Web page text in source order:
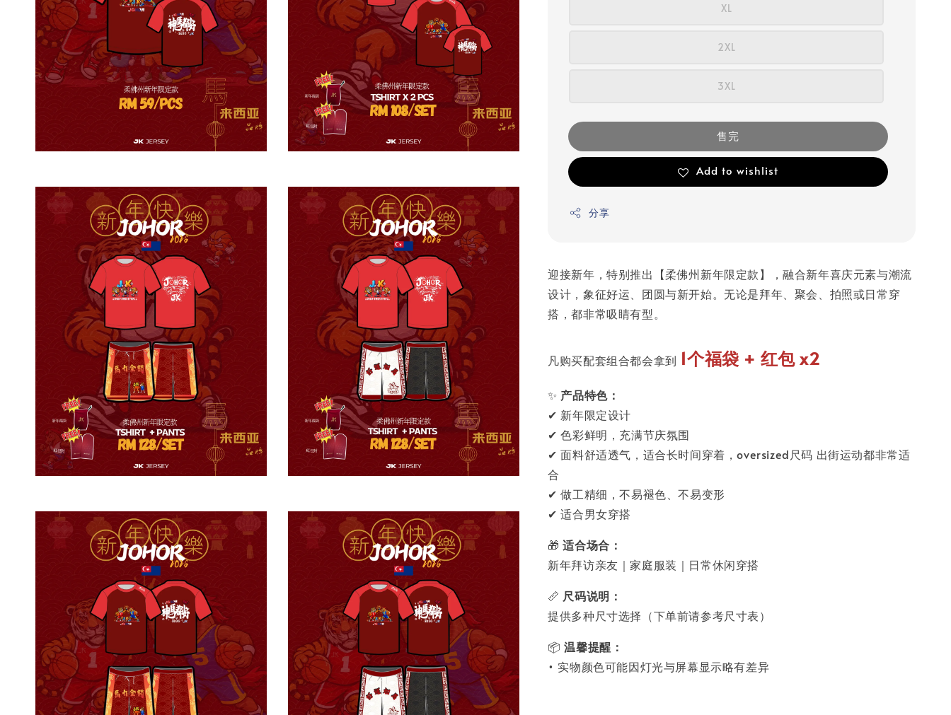
XL
2XL
3XL
售完
Add to wishlist
分享
迎接新年，特别推出【柔佛州新年限定款】，融合新年喜庆元素与潮流
设计，象征好运、团圆与新开始。无论是拜年、聚会、拍照或日常穿
搭，都非常吸睛有型。
凡购买配套组合都会拿到 1个福袋 + 红包 x2
✨ 产品特色：
✔ 新年限定设计
✔ 色彩鲜明，充满节庆氛围
✔ 面料舒适透气，适合长时间穿着，oversized尺码 出街运动都非常适
合
✔ 做工精细，不易褪色、不易变形
✔ 适合男女穿搭
🎁适合场合：
新年拜访亲友｜家庭服装｜日常休闲穿搭
📏 尺码说明：
提供多种尺寸选择（下单前请参考尺寸表）
📦温馨提醒：
• 实物颜色可能因灯光与屏幕显示略有差异